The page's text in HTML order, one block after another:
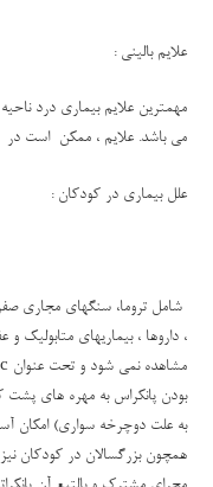
علایم بالینی :
مهمترین علایم بیماری درد
می باشد. علایم ، ممکن است در
علل بیماری در کودکان :
شامل تروما، سنگهای مجاری
، داروها ، بیماریهای
مشاهده نمی شود و تحت عنوان
بودن پانکراس به مهره های
به علت دوچرخه سواری) امکان
همچون بزرگسالان در کودکان